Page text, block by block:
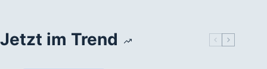
Jetzt im Trend